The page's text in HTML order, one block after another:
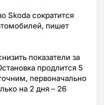
Skoda сократится
пишет
показатели за
продлится 5
первоначально
на 2 дня – 26